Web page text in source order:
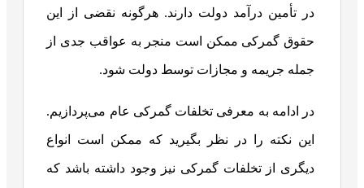
در تأمین درآمد دولت دارند. هرگونه نقضی از این
حقوق گمرکی ممکن است منجر به عواقب جدی از
جمله جریمه و مجازات توسط دولت شود.
در ادامه به معرفی تخلفات گمرکی عام می‌پردازیم.
این نکته را در نظر بگیرید که ممکن است انواع
دیگری از تخلفات گمرکی نیز وجود داشته باشد که